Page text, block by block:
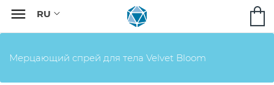

Мерцающий спрей для тела Velvet Bloom